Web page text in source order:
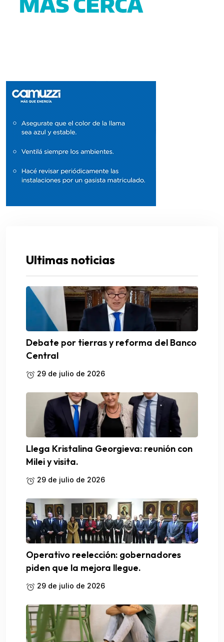
Ultimas noticias
Debate por tierras y reforma del Banco
Central
29 de julio de 2026
Llega Kristalina Georgieva: reunión con
Milei y visita.
29 de julio de 2026
Operativo reelección: gobernadores
piden que la mejora llegue.
29 de julio de 2026